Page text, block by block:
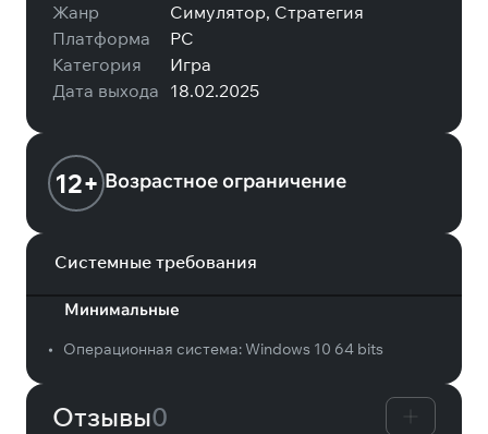
Жанр
Симулятор, Стратегия
Платформа
PC
Категория
Игра
Дата выхода 18.02.2025
12+ Возрастное ограничение
Системные требования
Минимальные
• Операционная система:Windows 10 64 bits
Отзывы0